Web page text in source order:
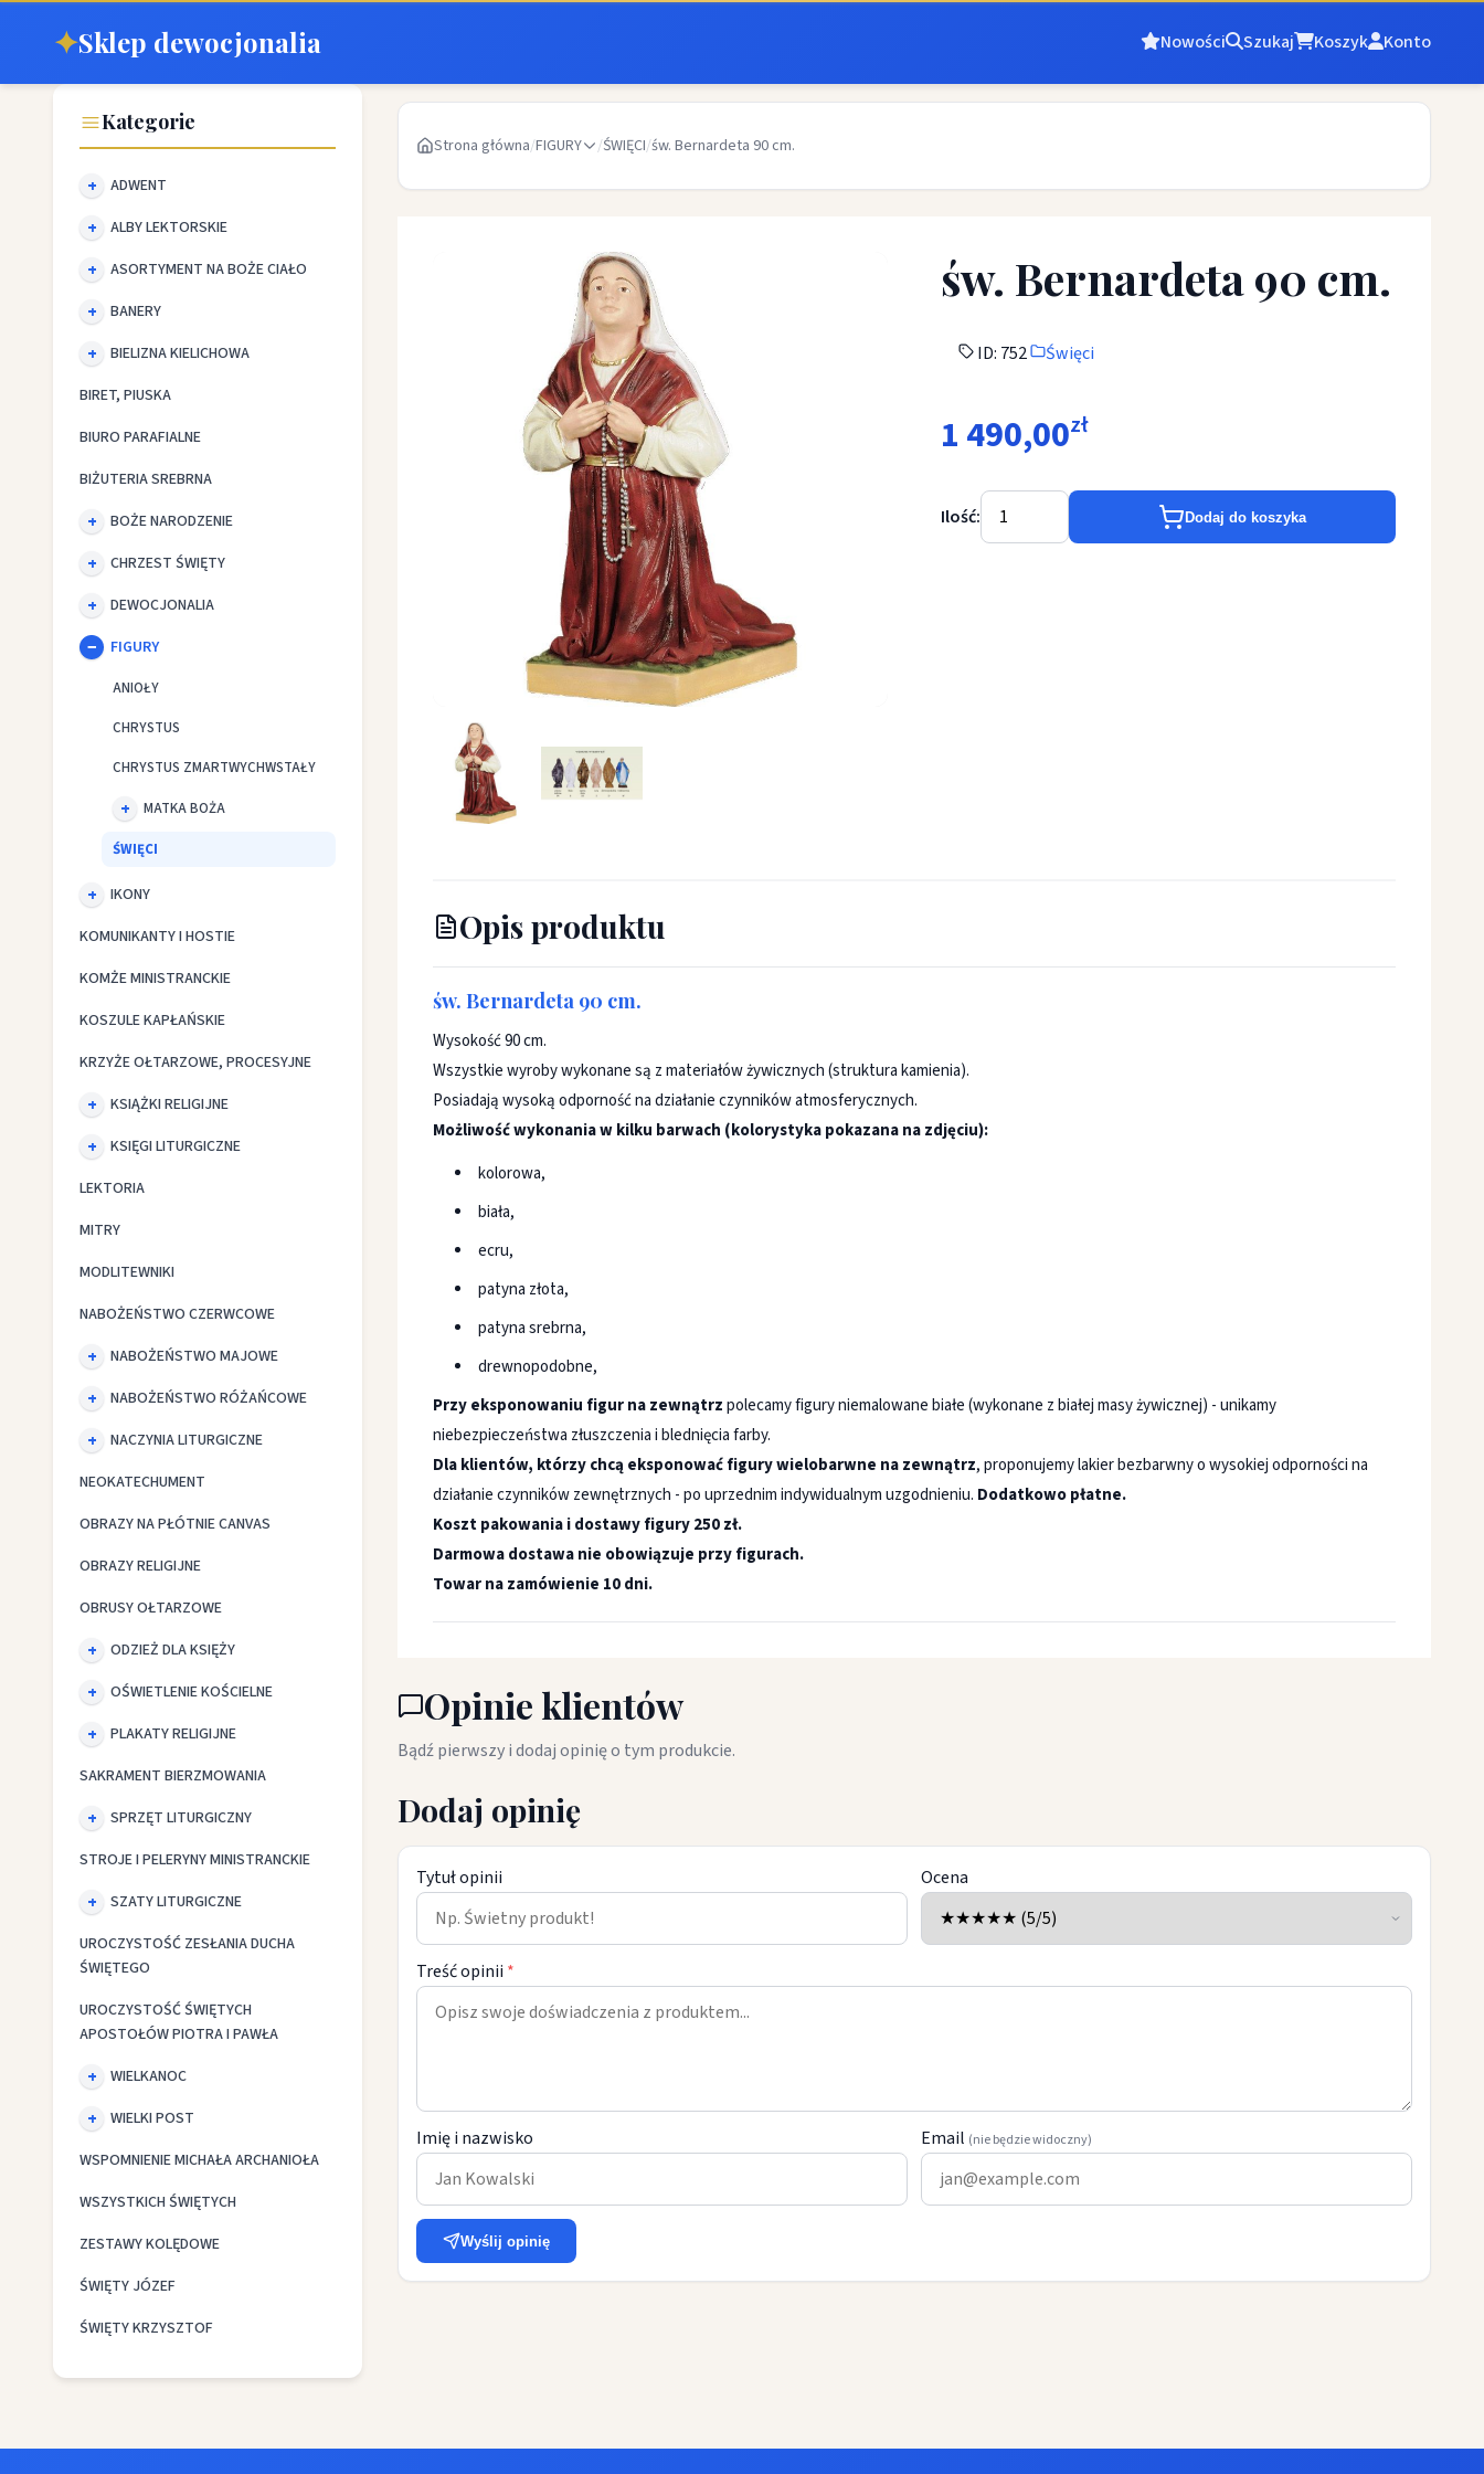
✦Sklep dewocjonalia Nowości Szukaj Koszyk Konto
Kategorie
ADWENT
ALBY LEKTORSKIE
ASORTYMENT NA BOŻE CIAŁO
BANERY
BIELIZNA KIELICHOWA
BIRET, PIUSKA
BIURO PARAFIALNE
BIŻUTERIA SREBRNA
BOŻE NARODZENIE
CHRZEST ŚWIĘTY
DEWOCJONALIA
FIGURY
ANIOŁY
CHRYSTUS
CHRYSTUS ZMARTWYCHWSTAŁY
MATKA BOŻA
ŚWIĘCI
IKONY
KOMUNIKANTY I HOSTIE
KOMŻE MINISTRANCKIE
KOSZULE KAPŁAŃSKIE
KRZYŻE OŁTARZOWE, PROCESYJNE
KSIĄŻKI RELIGIJNE
KSIĘGI LITURGICZNE
LEKTORIA
MITRY
MODLITEWNIKI
NABOŻEŃSTWO CZERWCOWE
NABOŻEŃSTWO MAJOWE
NABOŻEŃSTWO RÓŻAŃCOWE
NACZYNIA LITURGICZNE
NEOKATECHUMENT
OBRAZY NA PŁÓTNIE CANVAS
OBRAZY RELIGIJNE
OBRUSY OŁTARZOWE
ODZIEŻ DLA KSIĘŻY
OŚWIETLENIE KOŚCIELNE
PLAKATY RELIGIJNE
SAKRAMENT BIERZMOWANIA
SPRZĘT LITURGICZNY
STROJE I PELERYNY MINISTRANCKIE
SZATY LITURGICZNE
UROCZYSTOŚĆ ZESŁANIA DUCHA
ŚWIĘTEGO
UROCZYSTOŚĆ ŚWIĘTYCH
APOSTOŁÓW PIOTRA I PAWŁA
WIELKANOC
WIELKI POST
WSPOMNIENIE MICHAŁA ARCHANIOŁA
WSZYSTKICH ŚWIĘTYCH
ZESTAWY KOLĘDOWE
ŚWIĘTY JÓZEF
ŚWIĘTY KRZYSZTOF
Strona główna/FIGURY /ŚWIĘCI/św. Bernardeta 90 cm.
św. Bernardeta 90 cm. - Święci - św. Bernardeta 90 cm.
św. Bernardeta 90 cm.
ID: 752 Święci
1 490,00zł
Ilość: Dodaj do koszyka
Opis produktu
św. Bernardeta 90 cm.
Wysokość 90 cm.
Wszystkie wyroby wykonane są z materiałów żywicznych (struktura kamienia).
Posiadają wysoką odporność na działanie czynników atmosferycznych.
Możliwość wykonania w kilku barwach (kolorystyka pokazana na zdjęciu):
kolorowa,
biała,
ecru,
patyna złota,
patyna srebrna,
drewnopodobne,
Przy eksponowaniu figur na zewnątrzpolecamy figury niemalowane białe (wykonane z białej masy żywicznej) - unikamy
niebezpieczeństwa złuszczenia i blednięcia farby.
Dla klientów, którzy chcą eksponować figury wielobarwne na zewnątrz, proponujemy lakier bezbarwny o wysokiej odporności na
działanie czynników zewnętrznych - po uprzednim indywidualnym uzgodnieniu. Dodatkowo płatne.
Koszt pakowania i dostawy figury 250 zł.
Darmowa dostawa nie obowiązuje przy figurach.
Towar na zamówienie 10 dni.
Opinie klientów
Bądź pierwszy i dodaj opinię o tym produkcie.
Dodaj opinię
Tytuł opinii Ocena
Treść opinii *
Imię i nazwisko Email (nie będzie widoczny)
Wyślij opinię